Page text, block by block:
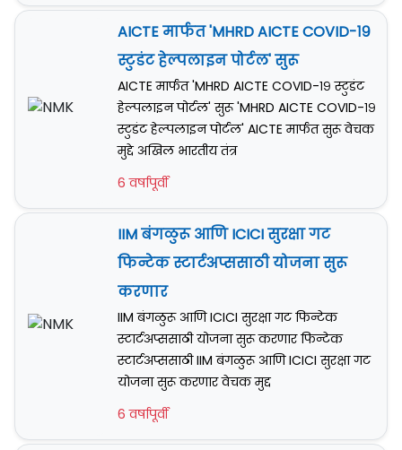
AICTE मार्फत 'MHRD AICTE COVID-१९
स्टुडंट हेल्पलाइन पोर्टल' सुरू
AICTE मार्फत 'MHRD AICTE COVID-१९ स्टुडंट
हेल्पलाइन पोर्टल' सुरू 'MHRD AICTE COVID-१९
स्टुडंट हेल्पलाइन पोर्टल' AICTE मार्फत सुरू वेचक
मुद्दे अखिल भारतीय तंत्र
6 वर्षापूर्वी
IIM बंगळुरू आणि ICICI सुरक्षा गट
फिन्टेक स्टार्टअप्ससाठी योजना सुरू
करणार
IIM बंगळुरू आणि ICICI सुरक्षा गट फिन्टेक
स्टार्टअप्ससाठी योजना सुरू करणार फिन्टेक
स्टार्टअप्ससाठी IIM बंगळुरू आणि ICICI सुरक्षा गट
योजना सुरू करणार वेचक मुद्द
6 वर्षापूर्वी